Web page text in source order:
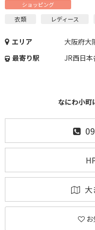
ショッピング
衣類 レディース
エリア
大阪府大
最寄り駅
JR西日
なにわ小町
大